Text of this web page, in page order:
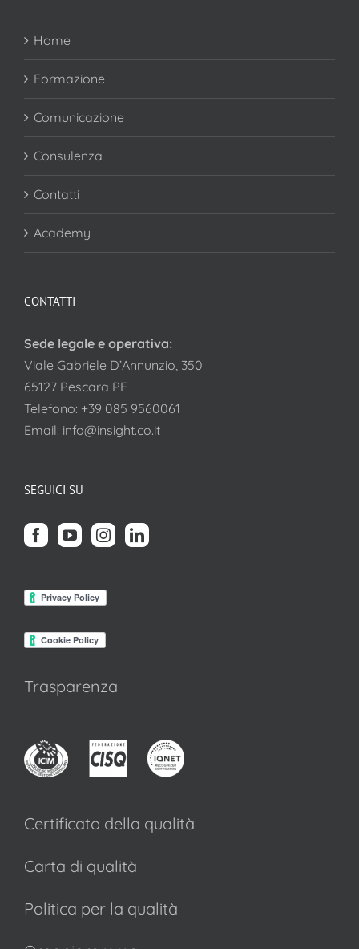
Home
Formazione
Comunicazione
Consulenza
Contatti
Academy
CONTATTI
Sede legale e operativa:
Viale Gabriele D’Annunzio, 350
65127 Pescara PE
Telefono: +39 085 9560061
Email: info@insight.co.it
SEGUICI SU
Trasparenza
Certificato della qualità
Carta di qualità
Politica per la qualità